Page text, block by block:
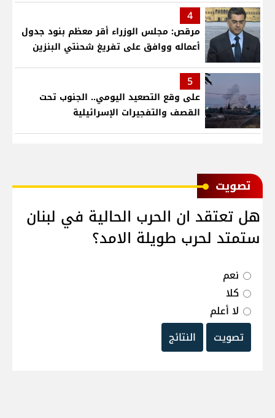
4
مرقص: مجلس الوزراء أقر معظم بنود جدول
أعماله ووافق على تفريغ شحنتي البنزين
5
على وقع التصعيد اليومي.. الجنوب تحت
القصف والتفجيرات الإسرائيلية
ﺗﺼﻮﻳﺖ
هل تعتقد ان الحرب الحالية في لبنان
ستمتد لحرب طويلة الامد؟
نعم
كلا
لا أعلم
تصويت
النتائج